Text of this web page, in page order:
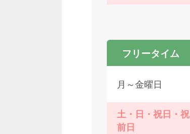
フリータイム
月～金曜日
土・日・祝日・祝
前日